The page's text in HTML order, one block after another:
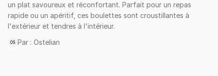
un plat savoureux et réconfortant. Parfait pour un repas
rapide ou un apéritif, ces boulettes sont croustillantes à
l'extérieur et tendres à l'intérieur.
OS Par : Ostelian